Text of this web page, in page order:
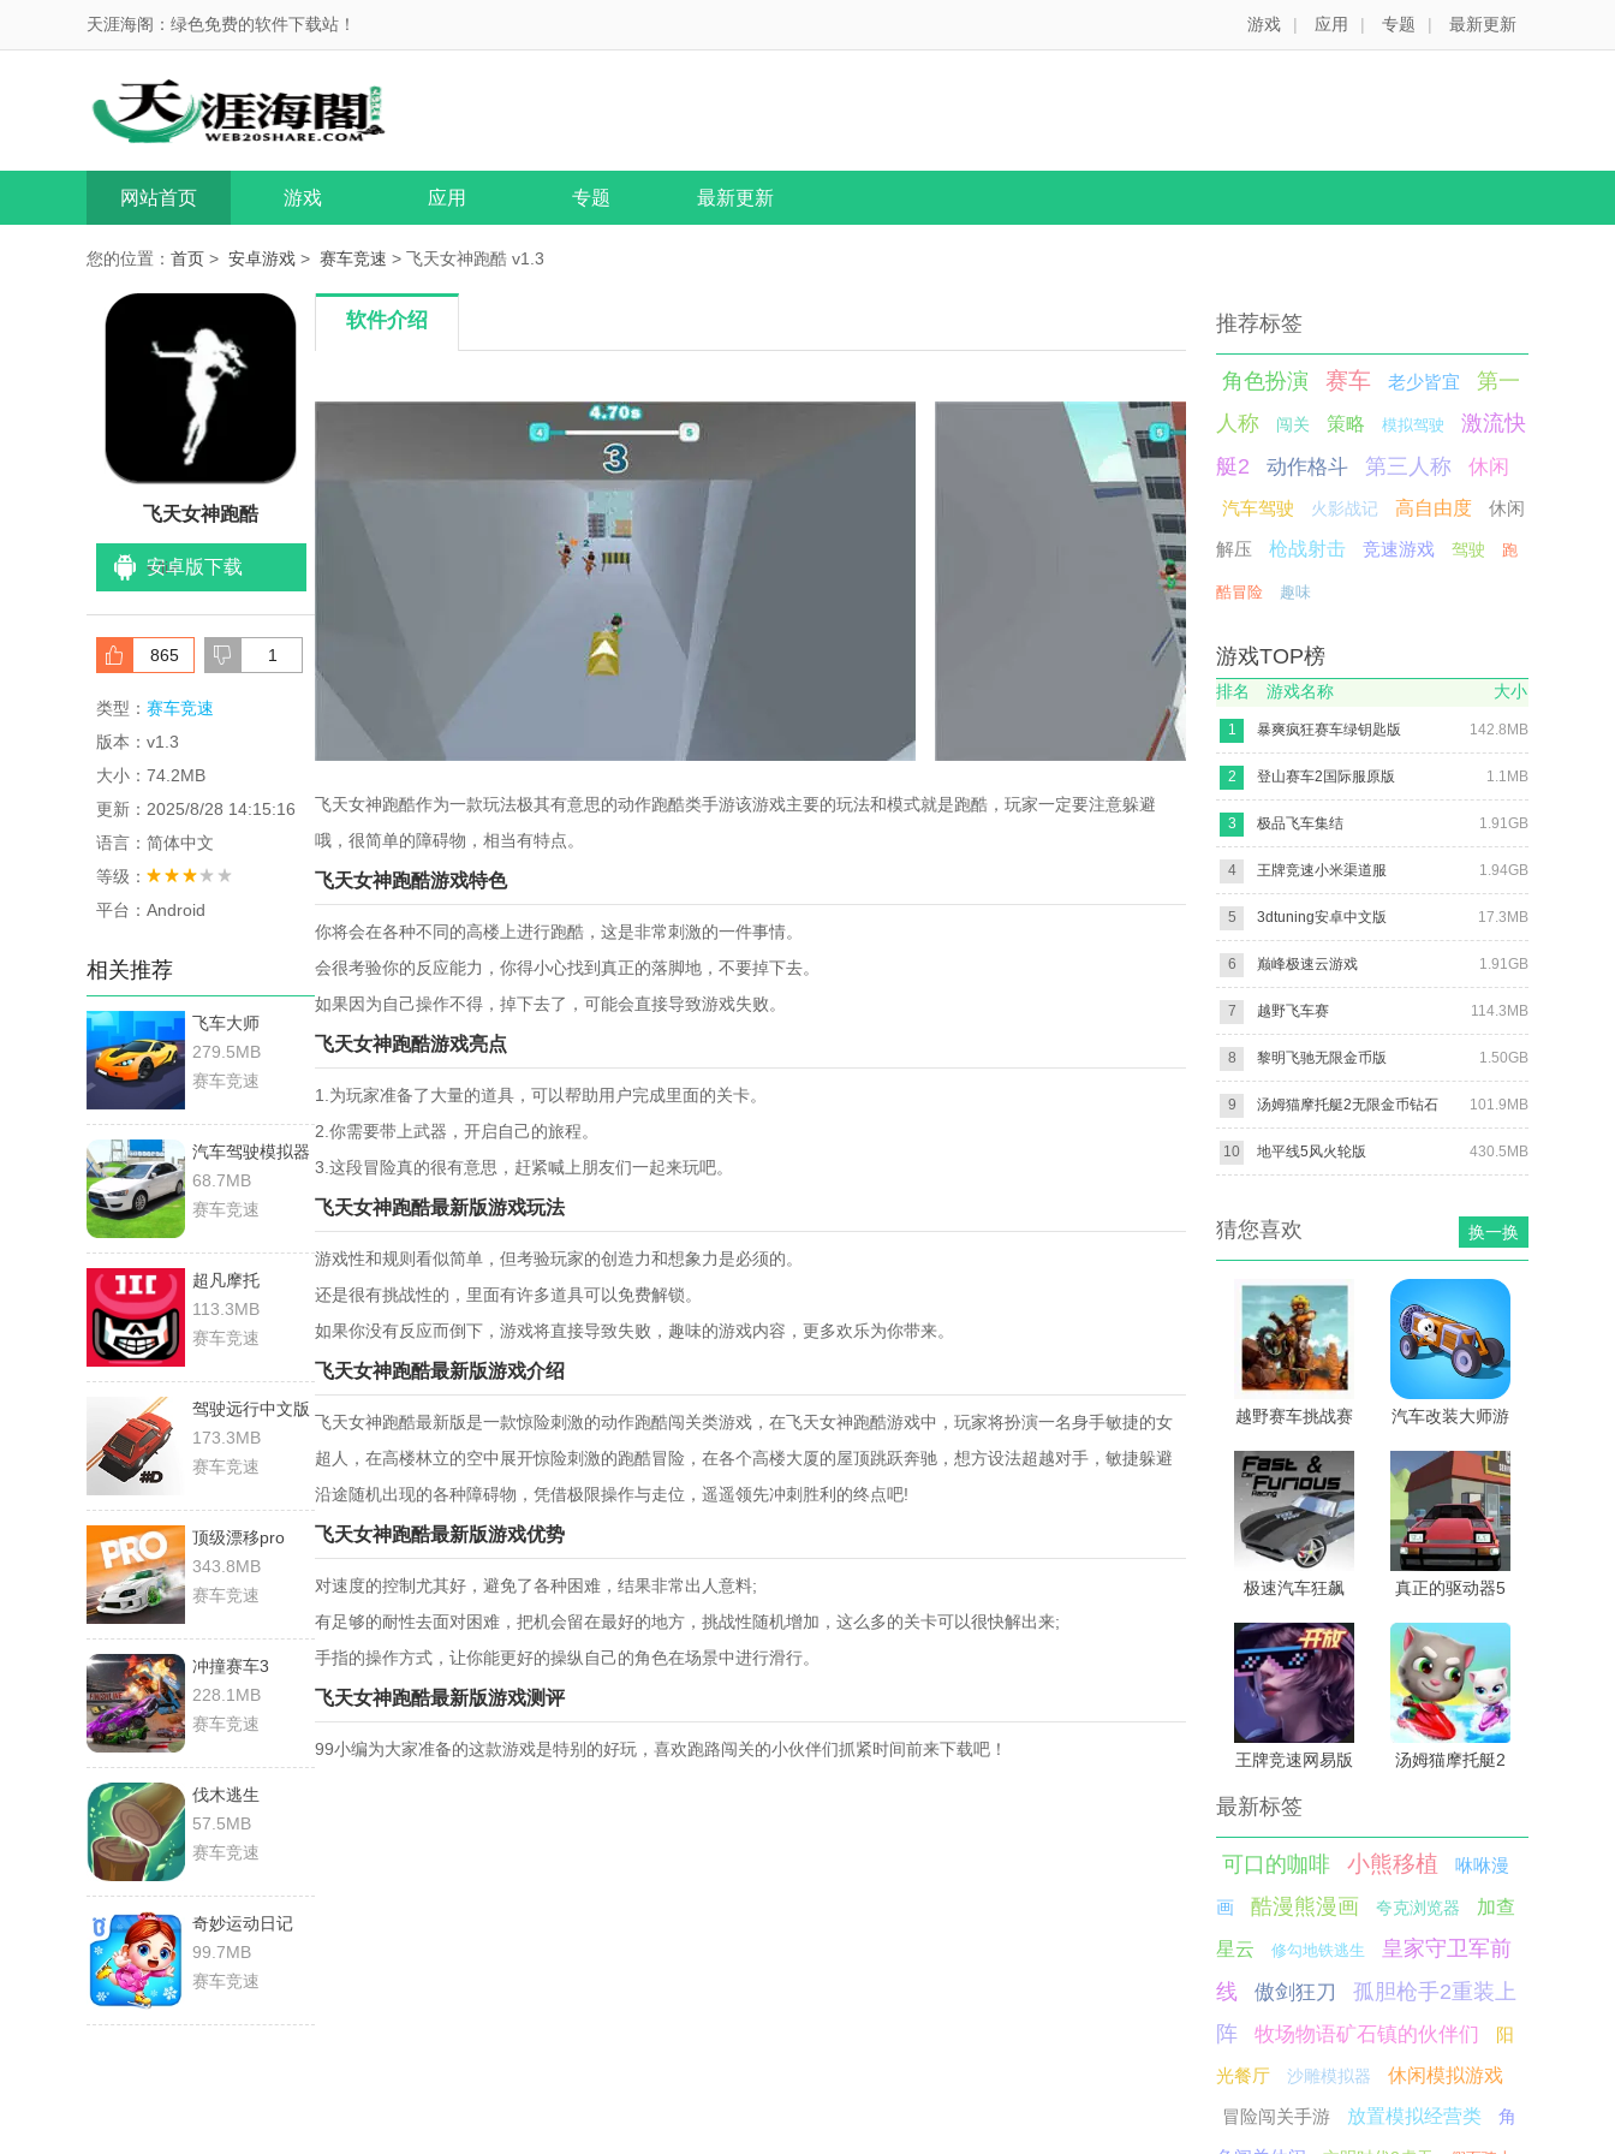
天涯海阁：绿色免费的软件下载站！ 游戏 | 应用 | 专题 | 最新更新
网站首页 游戏 应用 专题 最新更新
您的位置： 首页 > 安卓游戏 > 赛车竞速 > 飞天女神跑酷 v1.3
飞天女神跑酷
安卓版下载
</li>
865 1
类型： 赛车竞速
版本：v1.3
大小：74.2MB
更新：2025/8/28 14:15:16
语言：简体中文
等级：
平台：Android
相关推荐
飞车大师
279.5MB
赛车竞速
汽车驾驶模拟器
68.7MB
赛车竞速
超凡摩托
113.3MB
赛车竞速
驾驶远行中文版
173.3MB
赛车竞速
顶级漂移pro
343.8MB
赛车竞速
冲撞赛车3
228.1MB
赛车竞速
伐木逃生
57.5MB
赛车竞速
奇妙运动日记
99.7MB
赛车竞速
软件介绍
飞天女神跑酷作为一款玩法极其有意思的动作跑酷类手游该游戏主要的玩法和模式就是跑酷，玩家一定要注意躲避
哦，很简单的障碍物，相当有特点。
飞天女神跑酷游戏特色
你将会在各种不同的高楼上进行跑酷，这是非常刺激的一件事情。
会很考验你的反应能力，你得小心找到真正的落脚地，不要掉下去。
如果因为自己操作不得，掉下去了，可能会直接导致游戏失败。
飞天女神跑酷游戏亮点
1.为玩家准备了大量的道具，可以帮助用户完成里面的关卡。
2.你需要带上武器，开启自己的旅程。
3.这段冒险真的很有意思，赶紧喊上朋友们一起来玩吧。
飞天女神跑酷最新版游戏玩法
游戏性和规则看似简单，但考验玩家的创造力和想象力是必须的。
还是很有挑战性的，里面有许多道具可以免费解锁。
如果你没有反应而倒下，游戏将直接导致失败，趣味的游戏内容，更多欢乐为你带来。
飞天女神跑酷最新版游戏介绍
飞天女神跑酷最新版是一款惊险刺激的动作跑酷闯关类游戏，在飞天女神跑酷游戏中，玩家将扮演一名身手敏捷的女
超人，在高楼林立的空中展开惊险刺激的跑酷冒险，在各个高楼大厦的屋顶跳跃奔驰，想方设法超越对手，敏捷躲避
沿途随机出现的各种障碍物，凭借极限操作与走位，遥遥领先冲刺胜利的终点吧!
飞天女神跑酷最新版游戏优势
对速度的控制尤其好，避免了各种困难，结果非常出人意料;
有足够的耐性去面对困难，把机会留在最好的地方，挑战性随机增加，这么多的关卡可以很快解出来;
手指的操作方式，让你能更好的操纵自己的角色在场景中进行滑行。
飞天女神跑酷最新版游戏测评
99小编为大家准备的这款游戏是特别的好玩，喜欢跑路闯关的小伙伴们抓紧时间前来下载吧！
推荐标签
角色扮演 赛车 老少皆宜
第一
人称
闯关 策略 模拟驾驶
激流快
艇2
动作格斗 第三人称 休闲
汽车驾驶 火影战记 高自由度
休闲
解压
枪战射击 竞速游戏 驾驶 跑
酷冒险 趣味
游戏TOP榜
排名 游戏名称 大小
1 142.8MB
暴爽疯狂赛车绿钥匙版
2 1.1MB
登山赛车2国际服原版
3 1.91GB
极品飞车集结
4 1.94GB
王牌竞速小米渠道服
5 17.3MB
3dtuning安卓中文版
6 1.91GB
巅峰极速云游戏
7 114.3MB
越野飞车赛
8 1.50GB
黎明飞驰无限金币版
9 101.9MB
汤姆猫摩托艇2无限金币钻石
10 430.5MB
地平线5风火轮版
换一换
猜您喜欢
越野赛车挑战赛
汽车改装大师游
师安装器)
极速汽车狂飙 真正的驱动器5
王牌竞速网易版
汤姆猫摩托艇2
最新标签
可口的咖啡 小熊移植 咻咻漫
画 酷漫熊漫画 夸克浏览器 加查
星云 修勾地铁逃生
皇家守卫军前
线
傲剑狂刀
孤胆枪手2重装上
阵
牧场物语矿石镇的伙伴们
阳
光餐厅
沙雕模拟器
休闲模拟游戏
冒险闯关手游
放置模拟经营类
角